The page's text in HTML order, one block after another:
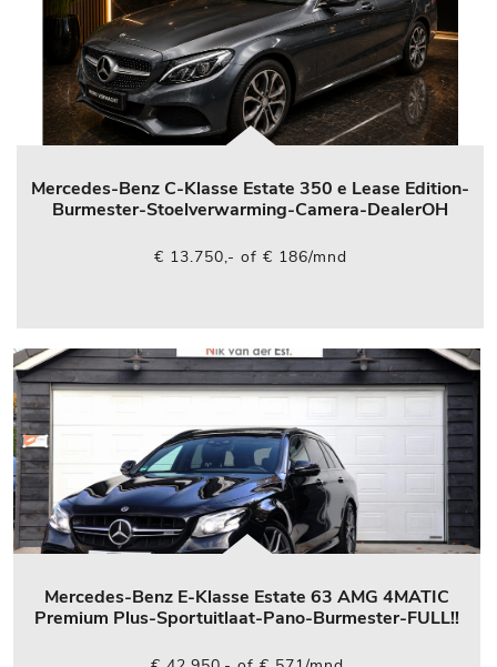
Mercedes-Benz C-Klasse Estate 350 e Lease Edition-
Burmester-Stoelverwarming-Camera-DealerOH
€ 13.750,- of € 186/mnd
Mercedes-Benz E-Klasse Estate 63 AMG 4MATIC
Premium Plus-Sportuitlaat-Pano-Burmester-FULL!!